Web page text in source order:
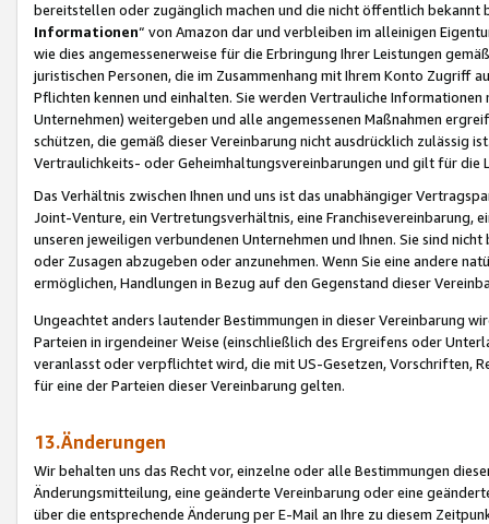
bereitstellen oder zugänglich machen und die nicht öffentlich
Informationen“ von Amazon dar und verbleiben im alleinigen
wie dies angemessenerweise für die Erbringung Ihrer Leistungen
juristischen Personen, die im Zusammenhang mit Ihrem Konto
Pflichten kennen und einhalten. Sie werden Vertrauliche
Unternehmen) weitergeben und alle angemessenen Maßnahmen
schützen, die gemäß dieser Vereinbarung nicht ausdrücklich zulässig
Vertraulichkeits- oder Geheimhaltungsvereinbarungen und gilt für die
Das Verhältnis zwischen Ihnen und uns ist das unabhängiger
Joint-Venture, ein Vertretungsverhältnis, eine Franchisevereinbarung,
unseren jeweiligen verbundenen Unternehmen und Ihnen. Sie sind
oder Zusagen abzugeben oder anzunehmen. Wenn Sie eine andere
ermöglichen, Handlungen in Bezug auf den Gegenstand dieser
Ungeachtet anders lautender Bestimmungen in dieser Vereinbarung
Parteien in irgendeiner Weise (einschließlich des Ergreifens oder
veranlasst oder verpflichtet wird, die mit US-Gesetzen, Vorschriften,
für eine der Parteien dieser Vereinbarung gelten.
13.Änderungen
Wir behalten uns das Recht vor, einzelne oder alle Bestimmungen
Änderungsmitteilung, eine geänderte Vereinbarung oder eine
über die entsprechende Änderung per E-Mail an Ihre zu diesem